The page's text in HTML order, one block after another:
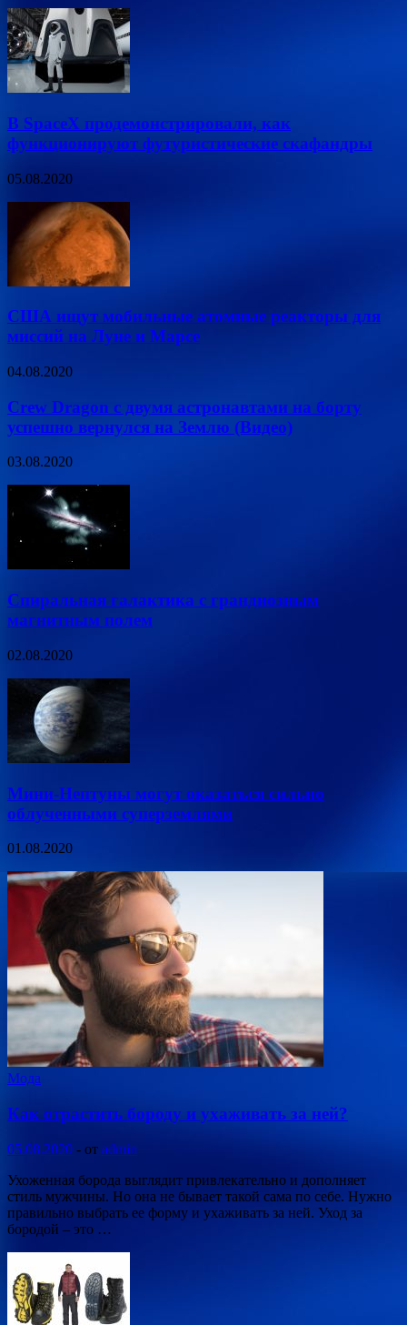
В SpaceX продемонстрировали, как
функционируют футуристические скафандры
05.08.2020
США ищут мобильные атомные реакторы для
миссий на Луне и Марсе
04.08.2020
Crew Dragon с двумя астронавтами на борту
успешно вернулся на Землю (Видео)
03.08.2020
Спиральная галактика с грандиозным
магнитным полем
02.08.2020
Мини-Нептуны могут оказаться сильно
облученными суперземлями
01.08.2020
Мода
Как отрастить бороду и ухаживать за ней?
05.08.2020 - от admin
Ухоженная борода выглядит привлекательно и дополняет
стиль мужчины. Но она не бывает такой сама по себе. Нужно
правильно выбрать ее форму и ухаживать за ней. Уход за
бородой – это …